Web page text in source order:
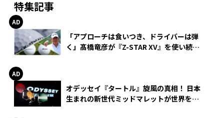
特集記事
「アプローチは食いつき、ドライバーは弾
く」髙橋竜彦が『Z-STAR XV』を使い続け
オデッセイ『タートル』旋風の真相！ 日本
生まれの新世代ミッドマレットが世界を席